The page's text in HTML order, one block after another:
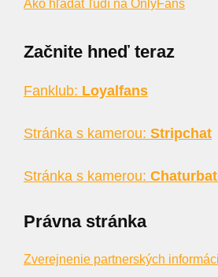
Ako hľadať ľudí na OnlyFans
Začnite hneď teraz
Fanklub: Loyalfans
Stránka s kamerou: Stripchat
Stránka s kamerou:
Právna stránka
Zverejnenie partnerských